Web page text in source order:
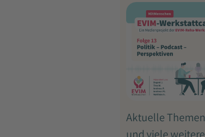
Aktuelle Themen
und viele weitere